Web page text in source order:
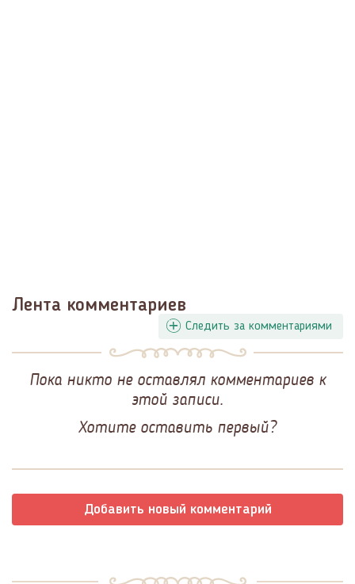
Лента комментариев
Следить за комментариями
Пока никто не оставлял комментариев к
этой записи.
Хотите оставить первый?
Добавить новый комментарий